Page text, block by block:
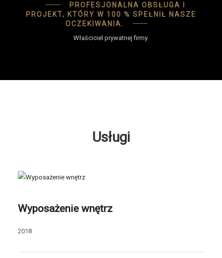
PROFESJONALNA OBSŁUGA I
PROJEKT, KTÓRY W 100 % SPEŁNIŁ NASZE
OCZEKIWANIA.
Właściciel prywatnej firmy.
Usługi
Wyposażenie wnętrz
2018